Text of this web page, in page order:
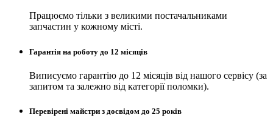
Працюємо тільки з великими постачальниками
запчастин у кожному місті.
Гарантія на роботу до 12 місяців
Виписуємо гарантію до 12 місяців від нашого сервісу (за
запитом та залежно від категорії поломки).
Перевірені майстри з досвідом до 25 років